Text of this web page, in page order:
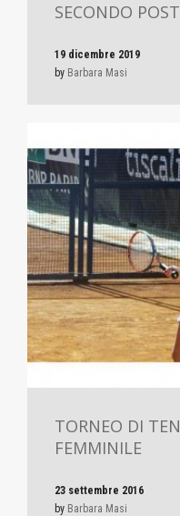
SECONDO
19 dicembre 2019
by Barbara Masi
TORNEO DI
FEMMINILE
23 settembre 2016
by Barbara Masi